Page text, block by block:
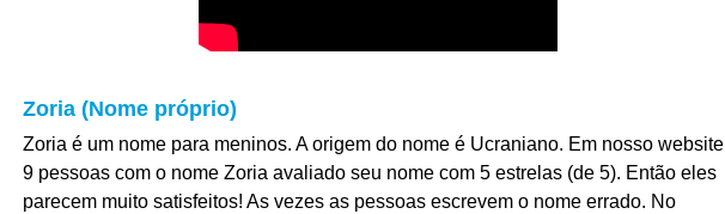
Zoria (Nome próprio)
Zoria é um nome para meninos. A origem do nome é Ucraniano. Em nosso website
9 pessoas com o nome Zoria avaliado seu nome com 5 estrelas (de 5). Então eles
parecem muito satisfeitos! As vezes as pessoas escrevem o nome errado. No